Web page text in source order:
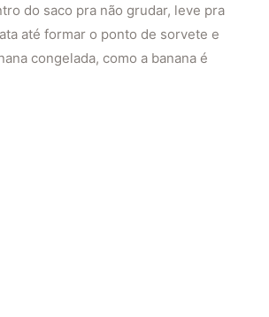
do saco pra não grudar, leve pra
até formar o ponto de sorvete e
congelada, como a banana é